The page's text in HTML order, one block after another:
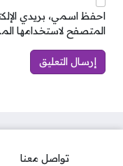
احفظ اسمي، بريدي
المتصفح لاستخدامها
تواصل معنا